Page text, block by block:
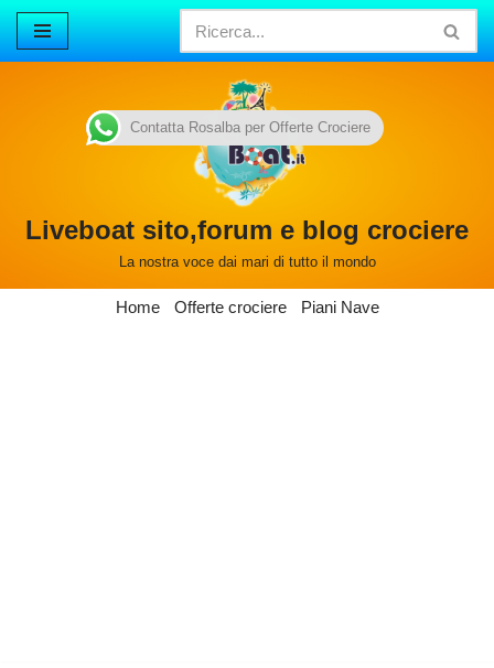
Vai
Liveboat sito,forum e blog crociere
La nostra voce dai mari di tutto il mondo
Home Offerte crociere Piani Nave
Contatta Rosalba per Offerte Crociere